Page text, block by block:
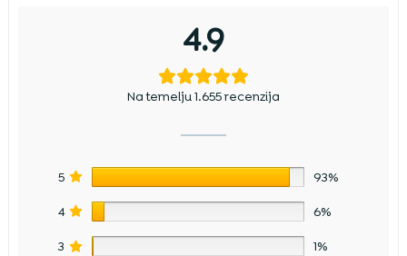
4.9
Na temelju 1.655 recenzija
5 93%
4 6%
3 1%